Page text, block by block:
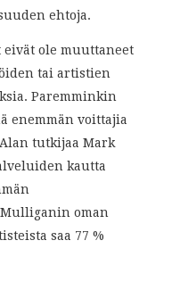
ehtoja.
ole muuttaneet
tai artistien
Paremminkin
enemmän voittajia
tutkijaa Mark
kautta
oman
saa 77 %